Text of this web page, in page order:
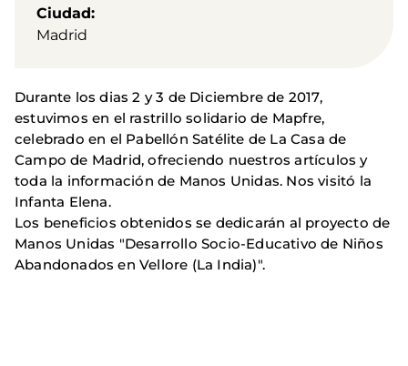
Ciudad
Madrid
Durante los dias 2 y 3 de Diciembre de 2017,
estuvimos en el rastrillo solidario de Mapfre,
celebrado en el Pabellón Satélite de La Casa de
Campo de Madrid,ofreciendo nuestros artículos y
toda la información de Manos Unidas. Nos visitó la
Infanta Elena.
Los beneficios obtenidos se dedicarán al proyecto de
Manos Unidas "Desarrollo Socio-Educativo de Niños
Abandonados en Vellore (La India)".